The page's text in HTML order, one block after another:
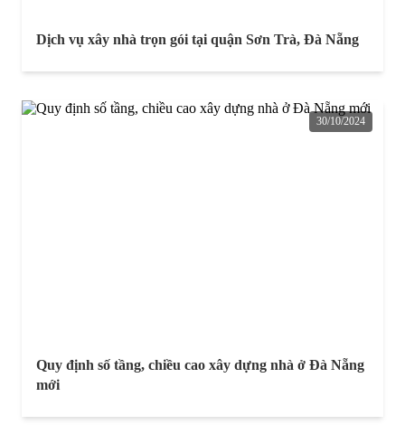
Dịch vụ xây nhà trọn gói tại quận Sơn Trà, Đà Nẵng
30/10/2024
Quy định số tầng, chiều cao xây dựng nhà ở Đà Nẵng
mới